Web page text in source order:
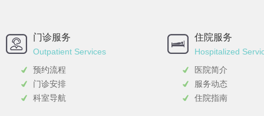
门诊服务
Outpatient Services
预约流程
门诊安排
科室导航
住院服务
Hospitalized
医院简介
服务动态
住院指南